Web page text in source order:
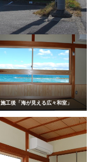
施工後「海が見える広々和室」